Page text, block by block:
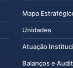
Mapa
Unidades
Atuação
Balanços e